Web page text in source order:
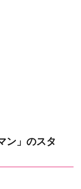
ン」のスタ